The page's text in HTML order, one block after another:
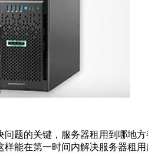
的关键，服务器租用到哪地方
能在第一时间内解决服务器租用